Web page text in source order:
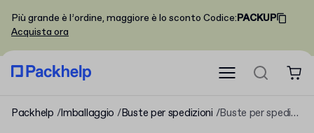
Più grande è l’ordine, maggiore è lo sconto Codice:PACKUP
Acquista ora
Packhelp Imballaggio Buste per spedizioni Buste per spedizioni personalizzate